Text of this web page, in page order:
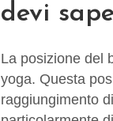
devi
La posizione del
yoga. Questa
raggiungimento